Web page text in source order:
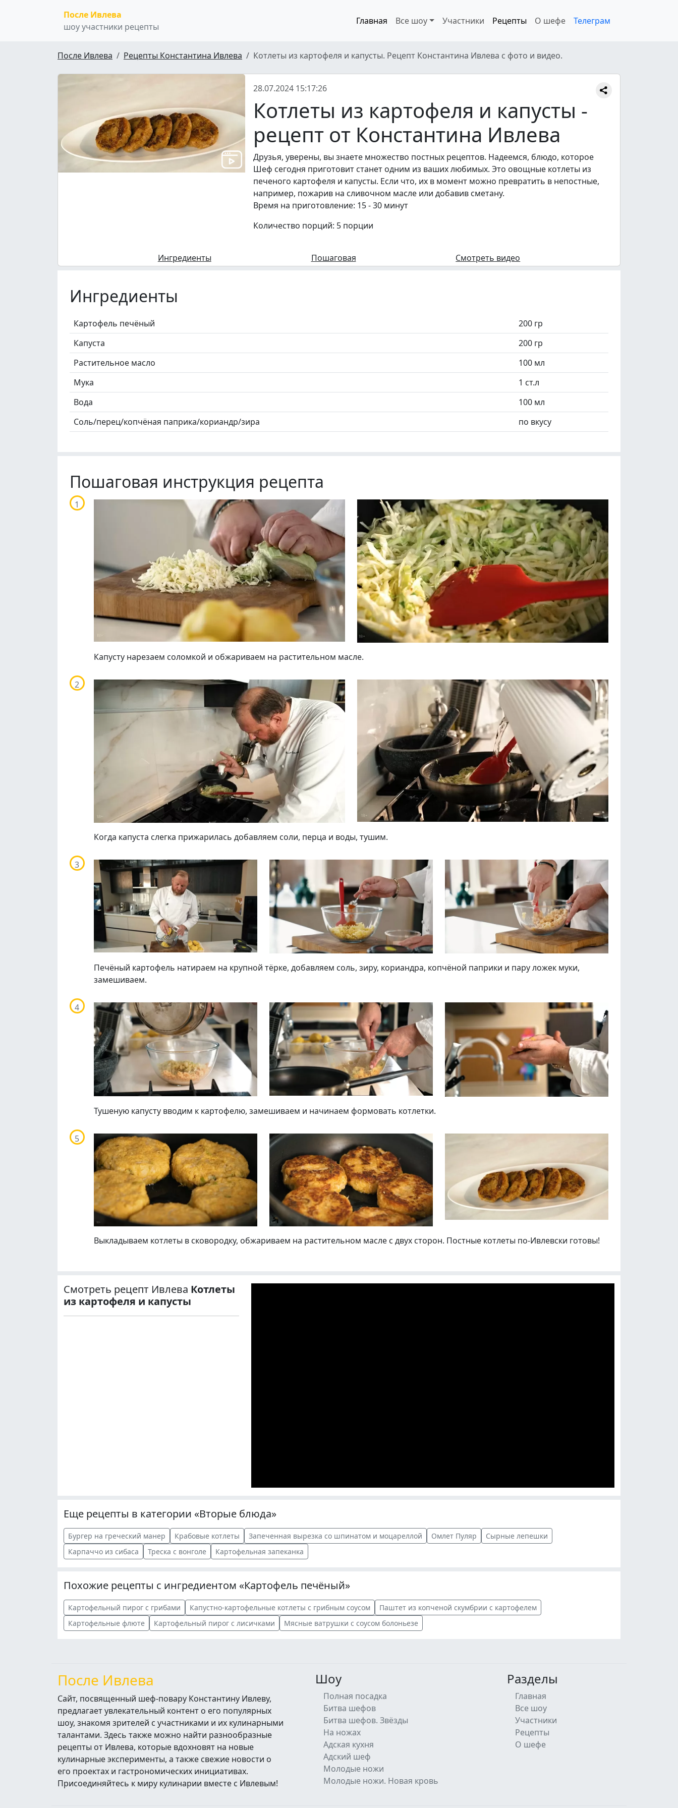
После Ивлева
шоу участники рецепты
Главная Все шоу Участники Рецепты О шефе Телеграм
После Ивлева Рецепты Константина Ивлева Котлеты из картофеля и капусты. Рецепт Константина Ивлева с фото и видео.
28.07.2024 15:17:26
Котлеты из картофеля и капусты -
рецепт от Константина Ивлева
Друзья, уверены, вы знаете множество постных рецептов. Надеемся, блюдо, которое
Шеф сегодня приготовит станет одним из ваших любимых. Это овощные котлеты из
печеного картофеля и капусты. Если что, их в момент можно превратить в непостные,
например, пожарив на сливочном масле или добавив сметану.
Время на приготовление: 15 - 30 минут
Количество порций: 5 порции
Ингредиенты Пошаговая Смотреть видео
Ингредиенты
Картофель печёный
200 гр
Капуста
200 гр
Растительное масло
100 мл
Мука
1 ст.л
Вода
100 мл
Соль/перец/копчёная паприка/кориандр/зира
по вкусу
Пошаговая инструкция рецепта
Капусту нарезаем соломкой и обжариваем на растительном масле.
Когда капуста слегка прижарилась добавляем соли, перца и воды, тушим.
Печёный картофель натираем на крупной тёрке, добавляем соль, зиру, кориандра, копчёной паприки и пару ложек муки,
замешиваем.
Тушеную капусту вводим к картофелю, замешиваем и начинаем формовать котлетки.
Выкладываем котлеты в сковородку, обжариваем на растительном масле с двух сторон. Постные котлеты по-Ивлевски готовы!
Смотреть рецепт Ивлева Котлеты
из картофеля и капусты
Еще рецепты в категории «Вторые блюда»
Бургер на греческий манер Крабовые котлеты Запеченная вырезка со шпинатом и моцареллой Омлет Пуляр
Сырные лепешки
Карпаччо из сибаса
Треска с вонголе Картофельная запеканка
Похожие рецепты с ингредиентом «Картофель печёный»
Картофельный пирог с грибами Капустно-картофельные котлеты с грибным соусом
Паштет из копченой скумбрии с картофелем
Картофельные флюте
Картофельный пирог с лисичками Мясные ватрушки с соусом болоньезе
После Ивлева
Сайт, посвященный шеф-повару Константину Ивлеву,
предлагает увлекательный контент о его популярных
шоу, знакомя зрителей с участниками и их кулинарными
талантами. Здесь также можно найти разнообразные
рецепты от Ивлева, которые вдохновят на новые
кулинарные эксперименты, а также свежие новости о
его проектах и гастрономических инициативах.
Присоединяйтесь к миру кулинарии вместе с Ивлевым!
Шоу
Полная посадка
Битва шефов
Битва шефов. Звёзды
На ножах
Адская кухня
Адский шеф
Молодые ножи
Молодые ножи. Новая кровь
Разделы
Главная
Все шоу
Участники
Рецепты
О шефе
Мы выкладываем авторские обзоры
каждую неделю.
Подписаться
Нас уже 5400